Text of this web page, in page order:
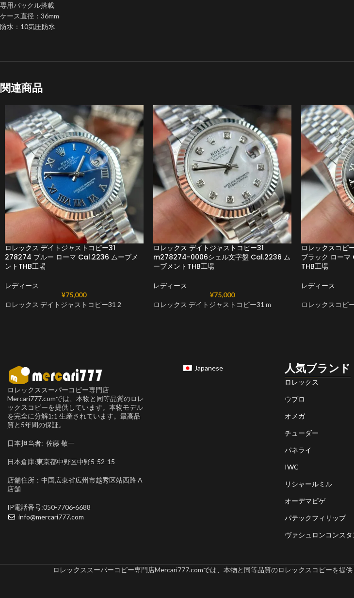
専用バックル搭載
ケース直径：36mm
防水：10気圧防水
関連商品
ロレックス デイトジャストコピー31
278274 ブルー ローマ Cal.2236 ムーブメ
ントTHB工場
レディース
¥75,000
ロレックス デイトジャストコピー31 2
ロレックス デイトジャストコピー31
m278274-0006シェル文字盤 Cal.2236 ム
ーブメントTHB工場
レディース
¥75,000
ロレックス デイトジャストコピー31 m
ロレックスコピ
ブラック ロー
THB工場
レディース
ロレックスコピ
ロレックススーパーコピー専門店
Mercari777.comでは、本物と同等品質のロレ
ックスコピーを提供しています。本物モデル
を完全に分解1:1 生産されています。最高品
質と5年間の保証。
日本担当者: 佐藤 敬一
日本倉庫:東京都中野区中野5-52-15
店舗住所：中国広東省広州市越秀区站西路 A
店舗
IP電話番号:050-7706-6688
info@mercari777.com
Japanese 人気ブランド
ロレックス
ウブロ
オメガ
チューダー
パネライ
IWC
リシャールミル
オーデマピゲ
パテックフィリップ
ヴァシュロンコンスタ
ロレックススーパーコピー専門店Mercari777.comでは、本物と同等品質のロレックスコピーを提